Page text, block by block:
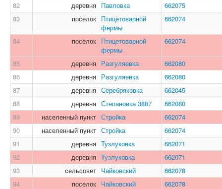
82
деревня Павловка
662075
83
поселок Птицетоварной
фермы
662074
84 поселок Птицетоварной
фермы
662074
85 деревня Разгуляевка
662080
86
деревня Разгуляевка
662080
87
деревня Серебряковка
662045
88
деревня Степановка 3887
662080
89
населенный пункт Стройка
662074
90
населенный пункт Стройка
662074
91
деревня Тузлуковка
662071
92
деревня Тузлуковка
662071
93
сельсовет Чайковский
662078
94
поселок Чайковский
662078